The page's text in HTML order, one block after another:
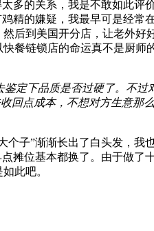
多的关系，我是不敢如此评
精的嫌疑，我最早可是经常
后到美国开分店，让老外好
餐链锁店的命运真不是厨师
定下品质是否过硬了。不过
回点成本，不想对方生意那
个子”渐渐长出了白头发，我
摊位基本都换了。由于做了
此吧。